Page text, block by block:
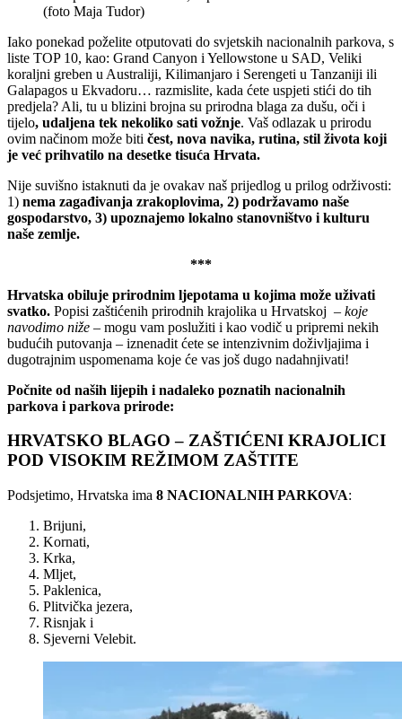
(foto Maja Tudor)
Iako ponekad poželite otputovati do svjetskih nacionalnih parkova, s
liste TOP 10, kao: Grand Canyon i Yellowstone u SAD, Veliki
koraljni greben u Australiji, Kilimanjaro i Serengeti u Tanzaniji ili
Galapagos u Ekvadoru… razmislite, kada ćete uspjeti stići do tih
predjela? Ali, tu u blizini brojna su prirodna blaga za dušu, oči i
tijelo, udaljena tek nekoliko sati vožnje. Vaš odlazak u prirodu
ovim načinom može biti čest, nova navika, rutina, stil života koji
je već prihvatilo na desetke tisuća Hrvata.
Nije suvišno istaknuti da je ovakav naš prijedlog u prilog održivosti:
1) nema zagađivanja zrakoplovima, 2) podržavamo naše
gospodarstvo, 3) upoznajemo lokalno stanovništvo i kulturu
naše zemlje.
***
Hrvatska obiluje prirodnim ljepotama u kojima može uživati
svatko. Popisi zaštićenih prirodnih krajolika u Hrvatskoj – koje
navodimo niže – mogu vam poslužiti i kao vodič u pripremi nekih
budućih putovanja – iznenadit ćete se intenzivnim doživljajima i
dugotrajnim uspomenama koje će vas još dugo nadahnjivati!
Počnite od naših lijepih i nadaleko poznatih nacionalnih
parkova i parkova prirode:
HRVATSKO BLAGO – ZAŠTIĆENI KRAJOLICI
POD VISOKIM REŽIMOM ZAŠTITE
Podsjetimo, Hrvatska ima 8 NACIONALNIH PARKOVA:
Brijuni,
Kornati,
Krka,
Mljet,
Paklenica,
Plitvička jezera,
Risnjak i
Sjeverni Velebit.